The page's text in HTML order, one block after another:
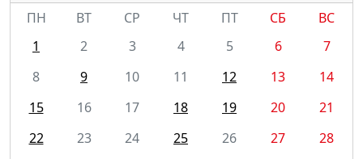
ПН
ВТ СР ЧТ ПТ СБ
ВС
1
2 3 4 5 6
7
8
9 10 11 12 13
14
15
16 17 18 19 20
21
22
23 24 25 26 27
28